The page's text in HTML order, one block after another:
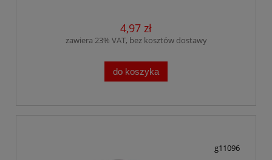
4,97 zł
zawiera 23% VAT, bez kosztów dostawy
do koszyka
g11096